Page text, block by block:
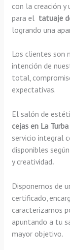
con la creación
para el tatuaje
logrando una
Los clientes son
intención de
total,
expectativas.
El salón de
cejas en La Turba
servicio integral
disponibles
y creatividad.
Disponemos de
certificado,
caracterizamos
apuntando a tu
mayor objetivo.